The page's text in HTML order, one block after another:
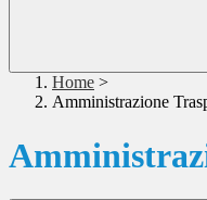
Home >
Amministrazione